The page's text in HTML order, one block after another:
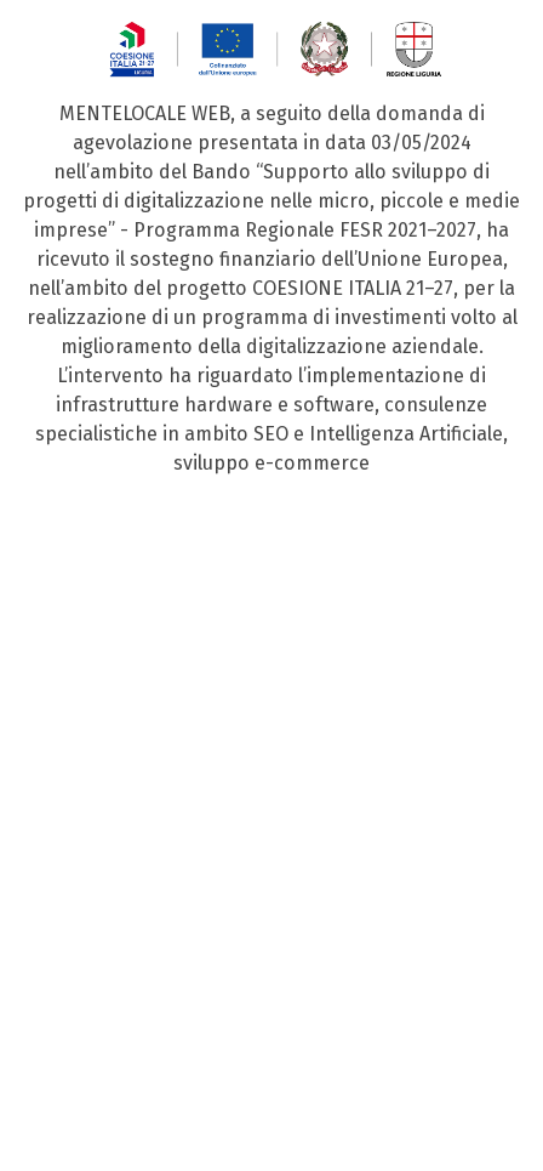
MENTELOCALE WEB, a seguito della domanda di
agevolazione presentata in data 03/05/2024
nell’ambito del Bando “Supporto allo sviluppo di
progetti di digitalizzazione nelle micro, piccole e medie
imprese” - Programma Regionale FESR 2021–2027, ha
ricevuto il sostegno finanziario dell’Unione Europea,
nell’ambito del progetto COESIONE ITALIA 21–27, per la
realizzazione di un programma di investimenti volto al
miglioramento della digitalizzazione aziendale.
L’intervento ha riguardato l’implementazione di
infrastrutture hardware e software, consulenze
specialistiche in ambito SEO e Intelligenza Artificiale,
sviluppo e-commerce